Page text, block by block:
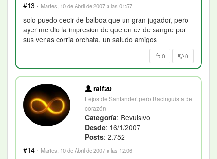
#13 · Martes, 10 de Abril de 2007 a las 01:57
solo puedo decir de balboa que un gran jugador, pero
ayer me dio la impresion de que en ez de sangre por
sus venas corria orchata, un saludo amigos
0 0
ralf20
Lejos de Santander, pero Racinguista de
corazón
Categoría: Revulsivo
Desde: 16/1/2007
Posts: 2.752
#14 · Martes, 10 de Abril de 2007 a las 12:06